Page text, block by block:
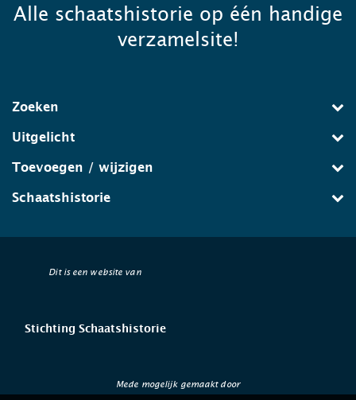
Alle schaatshistorie op één handige
verzamelsite!
Zoeken
Uitgelicht
Toevoegen / wijzigen
Schaatshistorie
Dit is een website van
Stichting Schaatshistorie
Mede mogelijk gemaakt door